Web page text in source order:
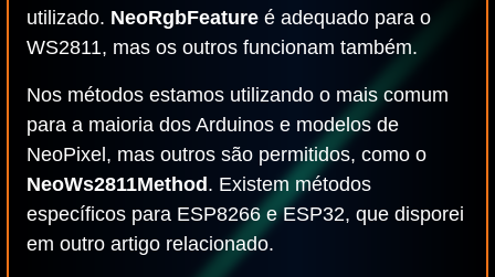
utilizado. NeoRgbFeature é adequado para o
WS2811, mas os outros funcionam também.
Nos métodos estamos utilizando o mais comum
para a maioria dos Arduinos e modelos de
NeoPixel, mas outros são permitidos, como o
NeoWs2811Method . Existem métodos
específicos para ESP8266 e ESP32, que disporei
em outro artigo relacionado.